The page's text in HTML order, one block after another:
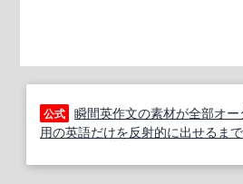
公式 瞬間英作文の素材が全部オ
用の英語だけを反射的に出せるま